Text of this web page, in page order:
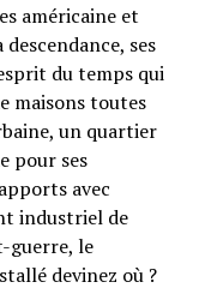
américaine et
ses
du temps qui
maisons toutes
un quartier
pour ses
avec
industriel de
guerre, le
devinez où ?